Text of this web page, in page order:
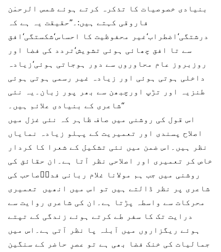
بنیادی خصوصیات کا تذکرہ کرتے ہوئے شمس الرحمٰن
فاروقی کہتے ہیں:۔’’حقیقت یہ ہے کہ
درشتگی‘اضطراب‘غیر محفوظیت کا احساس‘شکستگی‘افق
سے تا افق چھائی ہوئی تشویش‘تردد کی فضا اور
روزبروز عام محاوروں سے دور ہوجاتی ہوئی‘زیادہ
داخلی ہوتی ہوئی اور زیادہ غیر رسمی ہوتی ہوئی
طنزیہ اور تڑپ اورچبھن سے بھر پور زبان۔یہ نئی
شاعری کے بنیادی علائم ہیں۔‘‘
اس قول کی روشنی میں صاف ظاہر کہ نئی غزل میں
اصلاح پسندی اور تعمیریت کے پہلو زیادہ نمایاں
نظر ہیں۔اس ضمن میں نئی تشکیل کے شعرا کا کردار
خاص کر تعمیری اور اصلاحی نظر آتا ہے۔ان حقائق کی
روشنی میں جب ہم مولانا غلام ربانی فداؔصاحب کی
شاعری پر نظر ڈالتے ہیں تو اس میں انھیں تعمیری
محرکات سے واسطہ پڑتا ہے۔ان کی شاعری روایت سے
درایت تک کا سفر طے کرتے ہوئے زندگی کے تپتے
ہوئے ریگزاروں میں آبلہ پا نظر آتی ہے۔اس میں
جمالیات کی خنک فضا بھی ہے تو عصرِ حاضر کے سنگین